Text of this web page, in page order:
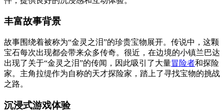
丰富故事背景
故事围绕着被称为“金灵之泪”的珍贵宝物展开。传说中，这颗
宝石每次出现都会带来众多传奇。很近，在边境的小镇兰巴达
出现了关于“金灵之泪”的传闻，因此吸引了大量冒险者和探险
家。主角拉缇作为自称的天才探险家，踏上了寻找宝物的挑战
之路。
沉浸式游戏体验